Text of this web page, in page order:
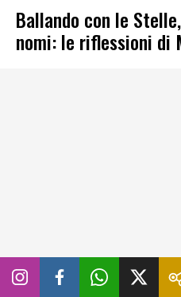
Ballando con le
nomi: le riflessioni di